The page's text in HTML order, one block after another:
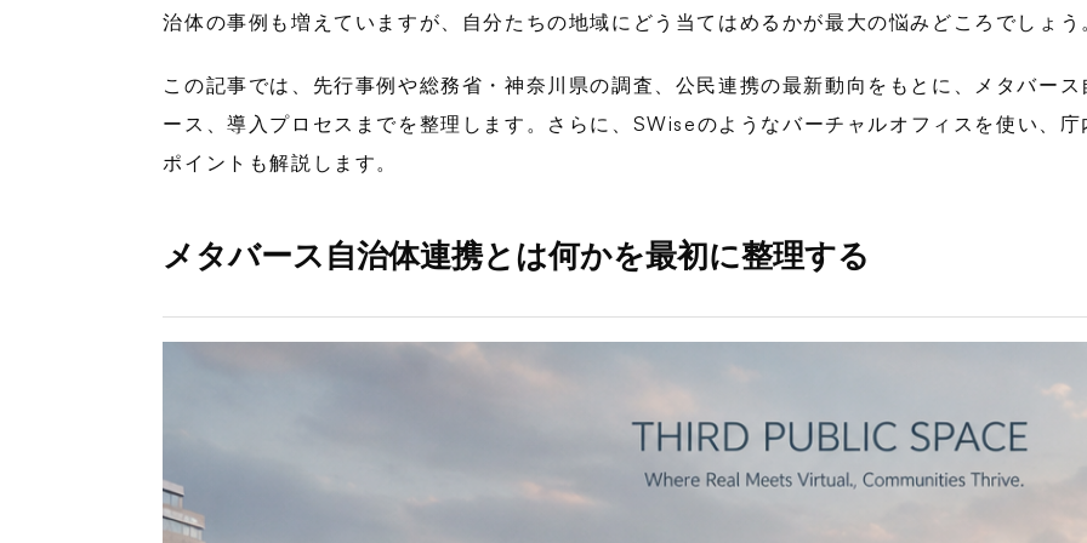
治体の事例も増えていますが、自分たちの地域にどう当てはめるかが最大の悩みどころでしょう
この記事では、先行事例や総務省・神奈川県の調査、公民連携の最新動向をもとに、メタバー
ース、導入プロセスまでを整理します。さらに、SWiseのようなバーチャルオフィスを使い、
ポイントも解説します。
メタバース自治体連携とは何かを最初に整理する